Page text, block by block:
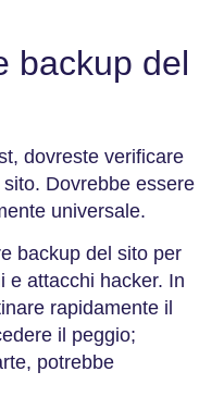
backup del
dovreste verificare
Dovrebbe essere
universale.
backup del sito per
e attacchi hacker. In
rapidamente il
il peggio;
potrebbe